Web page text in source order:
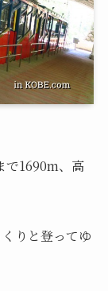
で1690m、高
りと登ってゆ